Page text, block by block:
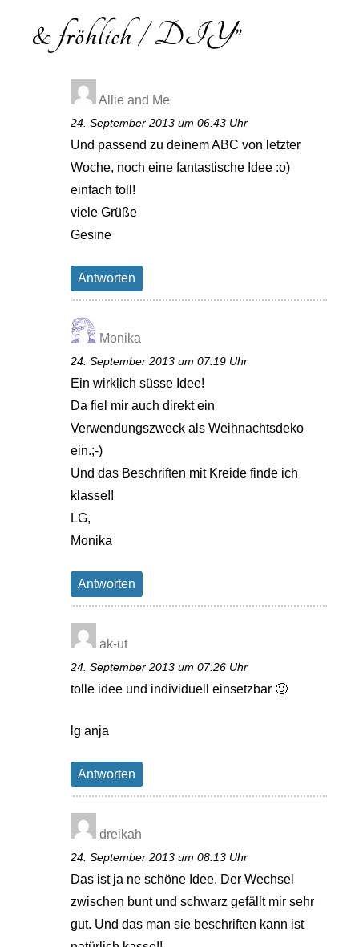
& fröhlich / DIY”
Allie and Me
24. September 2013 um 06:43 Uhr
Und passend zu deinem ABC von letzter
Woche, noch eine fantastische Idee :o)
einfach toll!
viele Grüße
Gesine
Antworten
Monika
24. September 2013 um 07:19 Uhr
Ein wirklich süsse Idee!
Da fiel mir auch direkt ein
Verwendungszweck als Weihnachtsdeko
ein.;-)
Und das Beschriften mit Kreide finde ich
klasse!!
LG,
Monika
Antworten
ak-ut
24. September 2013 um 07:26 Uhr
tolle idee und individuell einsetzbar 🙂
lg anja
Antworten
dreikah
24. September 2013 um 08:13 Uhr
Das ist ja ne schöne Idee. Der Wechsel
zwischen bunt und schwarz gefällt mir sehr
gut. Und das man sie beschriften kann ist